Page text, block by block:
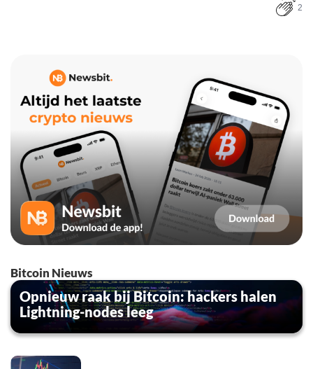
2
Bitcoin Nieuws
Opnieuw raak bij Bitcoin: hackers halen
Lightning-nodes leeg